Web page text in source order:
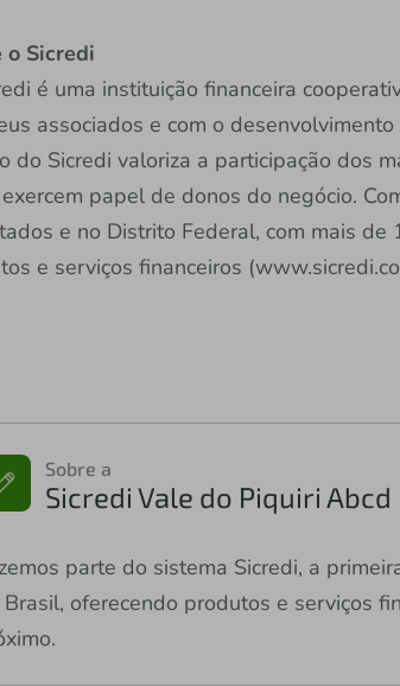
o Sicredi
é uma instituição financeira
associados e com o
do Sicredi valoriza a participação dos
papel de donos do negócio.
e no Distrito Federal, com mais
e serviços financeiros
Sobre a
Sicredi Vale do Piquiri Abcd
parte do sistema Sicredi, a
oferecendo produtos e serviços